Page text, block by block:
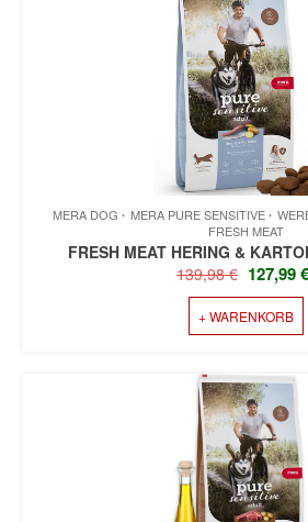
MERA DOG MERA PURE SENSITIVE
FRESH MEAT
FRESH MEAT HERING &
139,98€
PREIS
WAR:
139,98 €
127,99€
+ WARENKORB